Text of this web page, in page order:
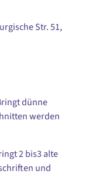
Str. 51,
dünne
werden
2 bis3 alte
und